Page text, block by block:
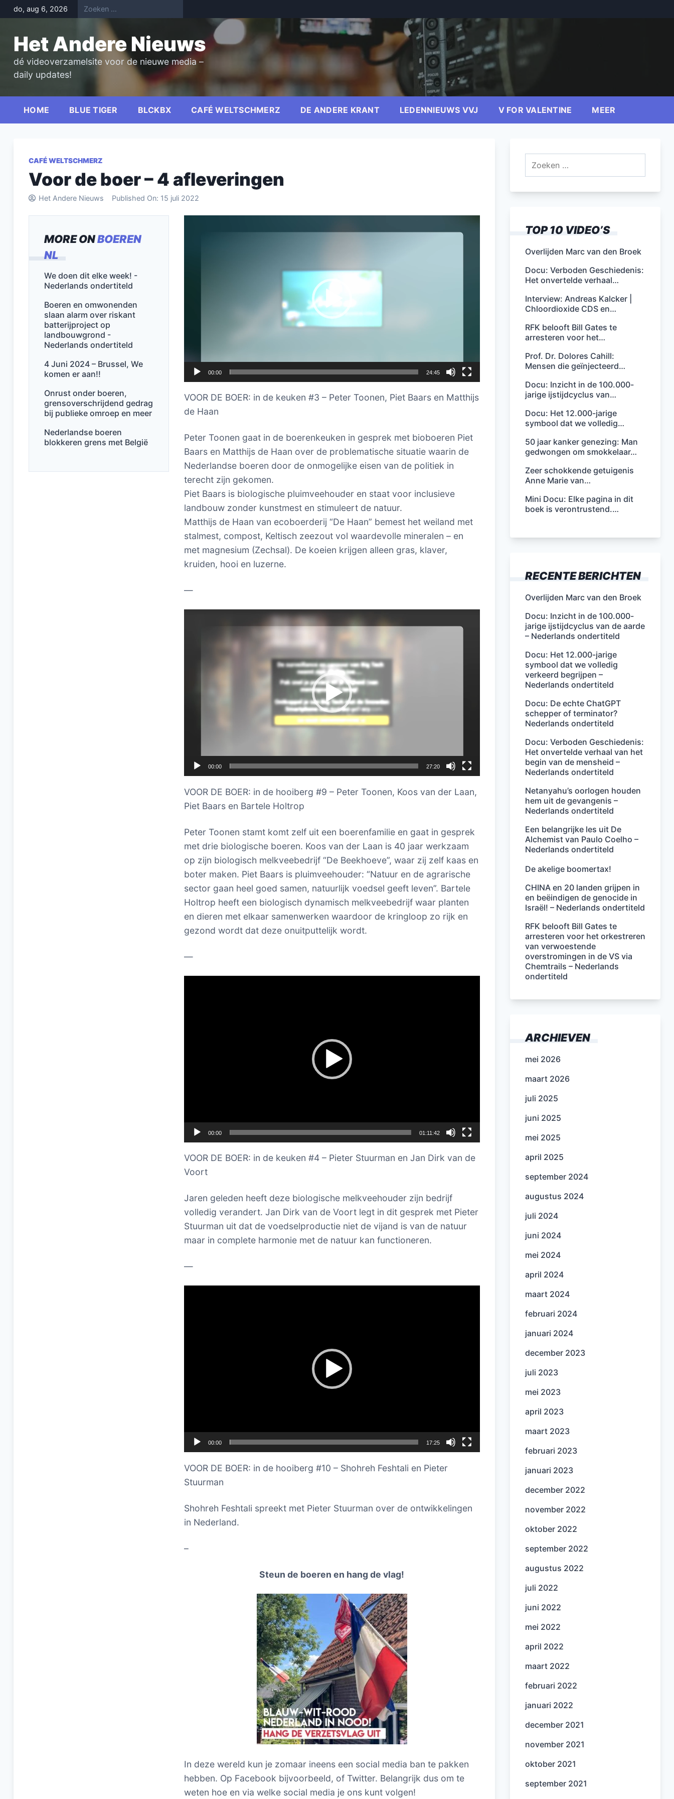
Skip
to
do, aug 6, 2026
Het Andere Nieuws
dé videoverzamelsite voor de nieuwe media –
daily updates!
HOME BLUE TIGER BLCKBX CAFÉ WELTSCHMERZ DE ANDERE KRANT LEDENNIEUWS VVJ V FOR VALENTINE MEER
CAFÉ WELTSCHMERZ
Voor de boer – 4 afleveringen
Het Andere Nieuws Published On: 15 juli 2022
MORE ONBOEREN
NL
We doen dit elke week! -
Nederlands ondertiteld
Boeren en omwonenden
slaan alarm over riskant
batterijproject op
landbouwgrond -
Nederlands ondertiteld
4 Juni 2024 – Brussel, We
komen er aan!!
Onrust onder boeren,
grensoverschrijdend gedrag
bij publieke omroep en meer
Nederlandse boeren
blokkeren grens met België
00:00 24:45
VOOR DE BOER: in de keuken #3 – Peter Toonen, Piet Baars en Matthijs
de Haan
Peter Toonen gaat in de boerenkeuken in gesprek met bioboeren Piet
Baars en Matthijs de Haan over de problematische situatie waarin de
Nederlandse boeren door de onmogelijke eisen van de politiek in
terecht zijn gekomen.
Piet Baars is biologische pluimveehouder en staat voor inclusieve
landbouw zonder kunstmest en stimuleert de natuur.
Matthijs de Haan van ecoboerderij “De Haan” bemest het weiland met
stalmest, compost, Keltisch zeezout vol waardevolle mineralen – en
met magnesium (Zechsal). De koeien krijgen alleen gras, klaver,
kruiden, hooi en luzerne.
—
00:00 27:20
VOOR DE BOER: in de hooiberg #9 – Peter Toonen, Koos van der Laan,
Piet Baars en Bartele Holtrop
Peter Toonen stamt komt zelf uit een boerenfamilie en gaat in gesprek
met drie biologische boeren. Koos van der Laan is 40 jaar werkzaam
op zijn biologisch melkveebedrijf “De Beekhoeve”, waar zij zelf kaas en
boter maken. Piet Baars is pluimveehouder: “Natuur en de agrarische
sector gaan heel goed samen, natuurlijk voedsel geeft leven”. Bartele
Holtrop heeft een biologisch dynamisch melkveebedrijf waar planten
en dieren met elkaar samenwerken waardoor de kringloop zo rijk en
gezond wordt dat deze onuitputtelijk wordt.
—
00:00 01:11:42
VOOR DE BOER: in de keuken #4 – Pieter Stuurman en Jan Dirk van de
Voort
Jaren geleden heeft deze biologische melkveehouder zijn bedrijf
volledig verandert. Jan Dirk van de Voort legt in dit gesprek met Pieter
Stuurman uit dat de voedselproductie niet de vijand is van de natuur
maar in complete harmonie met de natuur kan functioneren.
—
00:00 17:25
VOOR DE BOER: in de hooiberg #10 – Shohreh Feshtali en Pieter
Stuurman
Shohreh Feshtali spreekt met Pieter Stuurman over de ontwikkelingen
in Nederland.
–
Steun de boeren en hang de vlag!
In deze wereld kun je zomaar ineens een social media ban te pakken
hebben. Op Facebook bijvoorbeeld, of Twitter. Belangrijk dus om te
weten hoe en via welke social media je ons kunt volgen!
TOP 10 VIDEO’S
Overlijden Marc van den Broek
Docu: Verboden Geschiedenis:
Het onvertelde verhaal…
Interview: Andreas Kalcker |
Chloordioxide CDS en…
RFK belooft Bill Gates te
arresteren voor het…
Prof. Dr. Dolores Cahill:
Mensen die geïnjecteerd…
Docu: Inzicht in de 100.000-
jarige ijstijdcyclus van…
Docu: Het 12.000-jarige
symbool dat we volledig…
50 jaar kanker genezing: Man
gedwongen om smokkelaar…
Zeer schokkende getuigenis
Anne Marie van…
Mini Docu: Elke pagina in dit
boek is verontrustend.…
RECENTE BERICHTEN
Overlijden Marc van den Broek
Docu: Inzicht in de 100.000-
jarige ijstijdcyclus van de aarde
– Nederlands ondertiteld
Docu: Het 12.000-jarige
symbool dat we volledig
verkeerd begrijpen –
Nederlands ondertiteld
Docu: De echte ChatGPT
schepper of terminator?
Nederlands ondertiteld
Docu: Verboden Geschiedenis:
Het onvertelde verhaal van het
begin van de mensheid –
Nederlands ondertiteld
Netanyahu’s oorlogen houden
hem uit de gevangenis –
Nederlands ondertiteld
Een belangrijke les uit De
Alchemist van Paulo Coelho –
Nederlands ondertiteld
De akelige boomertax!
CHINA en 20 landen grijpen in
en beëindigen de genocide in
Israël! – Nederlands ondertiteld
RFK belooft Bill Gates te
arresteren voor het orkestreren
van verwoestende
overstromingen in de VS via
Chemtrails – Nederlands
ondertiteld
ARCHIEVEN
mei 2026
maart 2026
juli 2025
juni 2025
mei 2025
april 2025
september 2024
augustus 2024
juli 2024
juni 2024
mei 2024
april 2024
maart 2024
februari 2024
januari 2024
december 2023
juli 2023
mei 2023
april 2023
maart 2023
februari 2023
januari 2023
december 2022
november 2022
oktober 2022
september 2022
augustus 2022
juli 2022
juni 2022
mei 2022
april 2022
maart 2022
februari 2022
januari 2022
december 2021
november 2021
oktober 2021
september 2021